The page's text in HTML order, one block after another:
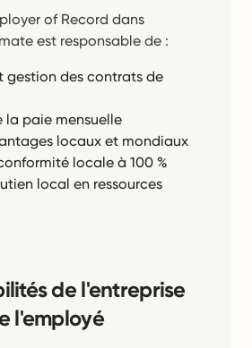
of Record dans
est responsable de :
gestion des contrats de
la paie mensuelle
locaux et mondiaux
locale à 100 %
local en ressources
de l'entreprise
l'employé